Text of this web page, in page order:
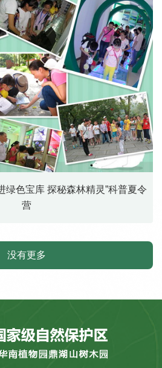
绿色宝库 探秘森林精灵”科普夏令
营
没有更多